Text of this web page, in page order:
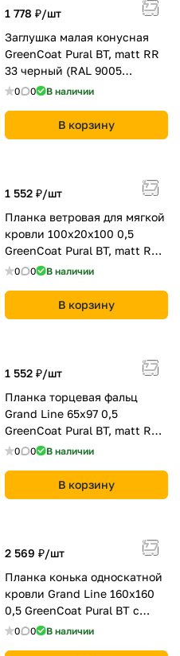
1 778 ₽/шт
Заглушка малая конусная
GreenCoat Pural BT, matt RR
33 черный (RAL 9005
черный)
0 0 В наличии
В корзину
1 552 ₽/шт
Планка ветровая для мягкой
кровли 100х20х100 0,5
GreenCoat Pural BT, matt RR
32 темно-коричневый (RAL
0 0 В наличии
В корзину
1 552 ₽/шт
Планка торцевая фальц
Grand Line 65х97 0,5
GreenCoat Pural BT, matt RR
33 черный (RAL 9005
0 0 В наличии
В корзину
2 569 ₽/шт
Планка конька односкатной
кровли Grand Line 160x160
0,5 GreenCoat Pural BT с
пленкой RR 887 шоколадно-
0 0 В наличии